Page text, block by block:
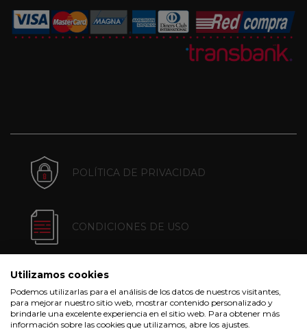
POLÍTICA DE PRIVACIDAD
CONDICIONES DE USO
POLÍTICA DE COOKIES
Utilizamos cookies
Podemos utilizarlas para el análisis de los datos de nuestros visitantes,
para mejorar nuestro sitio web, mostrar contenido personalizado y
brindarle una excelente experiencia en el sitio web. Para obtener más
información sobre las cookies que utilizamos, abre los ajustes.